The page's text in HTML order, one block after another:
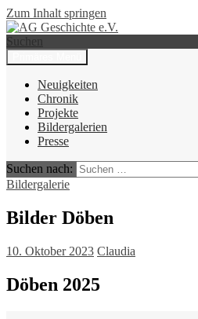
Zum Inhalt springen
AG Geschichte e.V.
Suchen
Neuigkeiten
Chronik
Projekte
Bildergalerien
Presse
Suchen nach:
Bildergalerie
Bilder Döben
10. Oktober 2023 Claudia
Döben 2025